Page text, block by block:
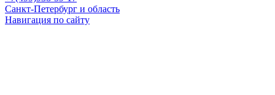
Санкт-Петербург и область
Навигация по сайту